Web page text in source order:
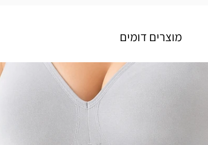
מוצרים דומים